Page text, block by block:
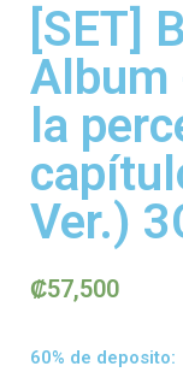
[SET]
Album
la
Ver.)
₡57,500
60% de deposito: